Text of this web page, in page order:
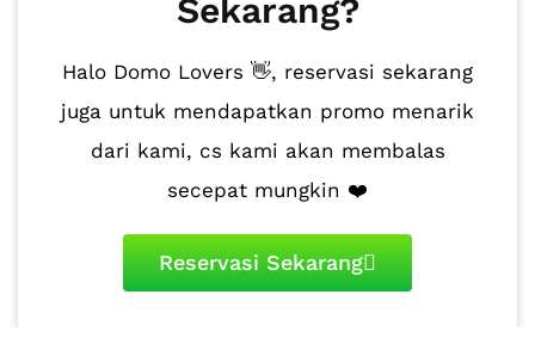
Sekarang?
Halo Domo Lovers 👋, reservasi sekarang
juga untuk mendapatkan promo menarik
dari kami, cs kami akan membalas
secepat mungkin ❤️
Reservasi Sekarang